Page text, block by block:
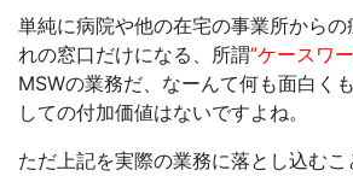
単純に病院や他の在宅の事業所から
れの窓口だけになる、所謂”ケースワ
MSWの業務だ、なーんて何も面白く
しての付加価値はないですよね。
ただ上記を実際の業務に落とし込む